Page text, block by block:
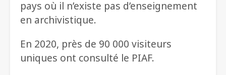
pays où il n’existe pas d’enseignement
en archivistique.
En 2020, près de 90 000 visiteurs
uniques ont consulté le PIAF.